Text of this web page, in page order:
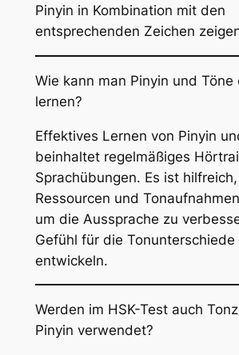
Pinyin in Kombination mit den
entsprechenden Zeichen
Wie kann man Pinyin und
lernen?
Effektives Lernen von Pinyin
beinhaltet regelmäßiges
Sprachübungen. Es ist
Ressourcen und
um die Aussprache zu
Gefühl für die Tonunterschiede
entwickeln.
Werden im HSK-Test auch
Pinyin verwendet?